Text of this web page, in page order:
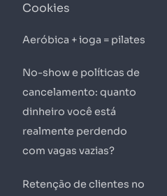
Cookies
Aeróbica + ioga = pilates
No-show e políticas de
cancelamento: quanto
dinheiro você está
realmente perdendo
com vagas vazias?
Retenção de clientes no